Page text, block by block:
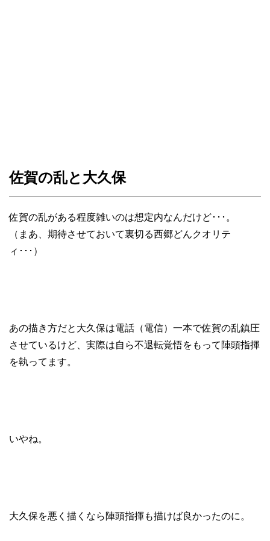
佐賀の乱と大久保
佐賀の乱がある程度雑いのは想定内なんだけど･･･。
（まあ、期待させておいて裏切る西郷どんクオリテ
ィ･･･）
あの描き方だと大久保は電話（電信）一本で佐賀の乱鎮圧
させているけど、実際は自ら不退転覚悟をもって陣頭指揮
を執ってます。
いやね。
大久保を悪く描くなら陣頭指揮も描けば良かったのに。